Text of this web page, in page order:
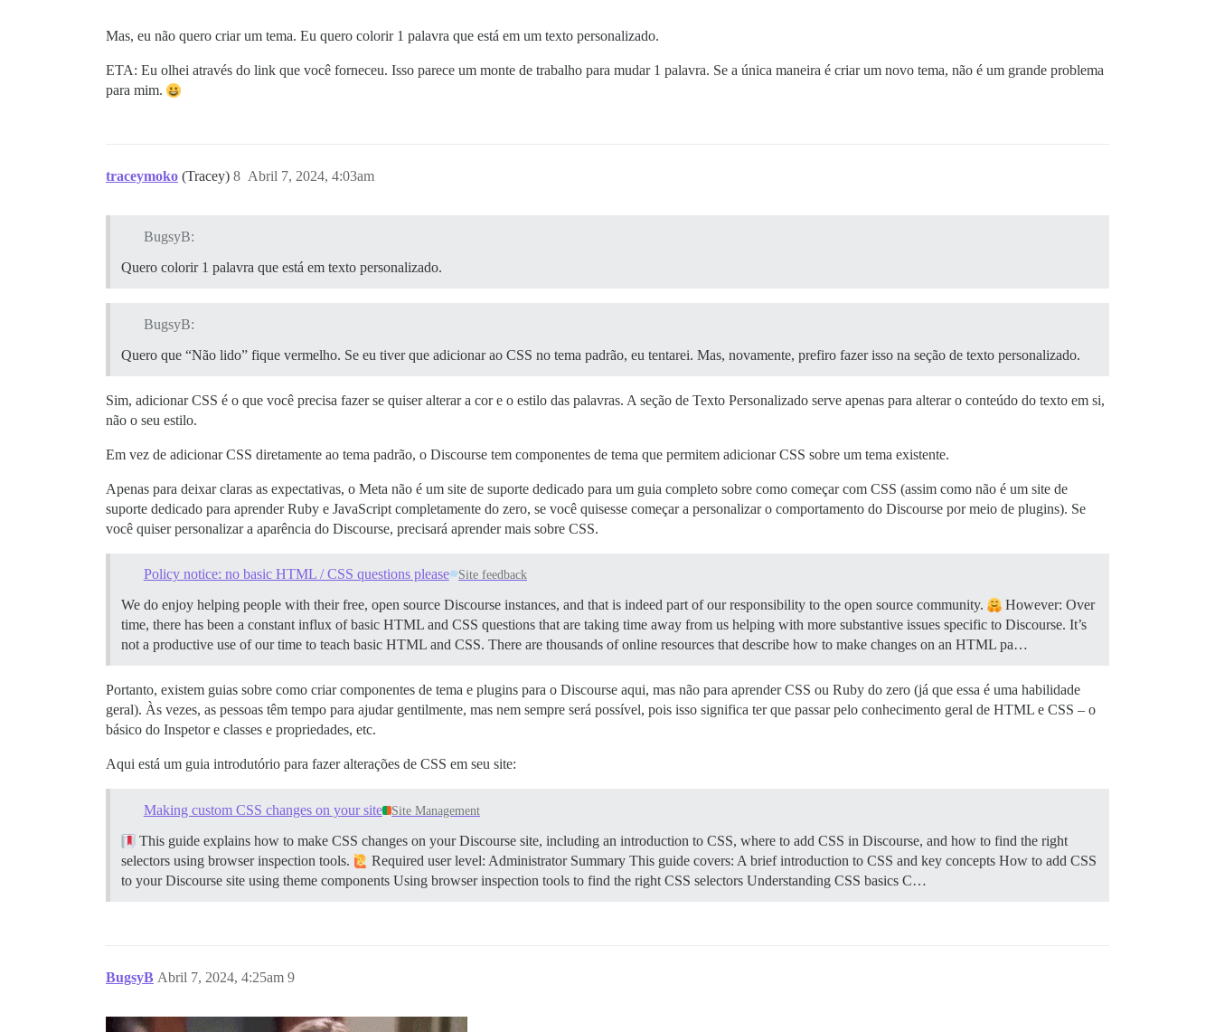
Mas, eu não quero criar um tema. Eu quero colorir 1 palavra que está em um texto personalizado.
ETA: Eu olhei através do link que você forneceu. Isso parece um monte de trabalho para mudar 1 palavra. Se a única maneira é criar um novo tema, não é um grande problema
para mim.
traceymoko (Tracey) Abril 7, 2024, 4:03am
8
BugsyB:
Quero colorir 1 palavra que está em texto personalizado.
BugsyB:
Quero que “Não lido” fique vermelho. Se eu tiver que adicionar ao CSS no tema padrão, eu tentarei. Mas, novamente, prefiro fazer isso na seção de texto personalizado.
Sim, adicionar CSS é o que você precisa fazer se quiser alterar a cor e o estilo das palavras. A seção de Texto Personalizado serve apenas para alterar o conteúdo do texto em si,
não o seu estilo.
Em vez de adicionar CSS diretamente ao tema padrão, o Discourse tem componentes de tema que permitem adicionar CSS sobre um tema existente.
Apenas para deixar claras as expectativas, o Meta não é um site de suporte dedicado para um guia completo sobre como começar com CSS (assim como não é um site de
suporte dedicado para aprender Ruby e JavaScript completamente do zero, se você quisesse começar a personalizar o comportamento do Discourse por meio de plugins). Se
você quiser personalizar a aparência do Discourse, precisará aprender mais sobre CSS.
Policy notice: no basic HTML / CSS questions please Site feedback
We do enjoy helping people with their free, open source Discourse instances, and that is indeed part of our responsibility to the open source community.
However: Over
time, there has been a constant influx of basic HTML and CSS questions that are taking time away from us helping with more substantive issues specific to Discourse. It’s
not a productive use of our time to teach basic HTML and CSS. There are thousands of online resources that describe how to make changes on an HTML pa…
Portanto, existem guias sobre como criar componentes de tema e plugins para o Discourse aqui, mas não para aprender CSS ou Ruby do zero (já que essa é uma habilidade
geral). Às vezes, as pessoas têm tempo para ajudar gentilmente, mas nem sempre será possível, pois isso significa ter que passar pelo conhecimento geral de HTML e CSS – o
básico do Inspetor e classes e propriedades, etc.
Aqui está um guia introdutório para fazer alterações de CSS em seu site:
Making custom CSS changes on your site Site Management
This guide explains how to make CSS changes on your Discourse site, including an introduction to CSS, where to add CSS in Discourse, and how to find the right
selectors using browser inspection tools.
Required user level: Administrator Summary This guide covers: A brief introduction to CSS and key concepts How to add CSS
to your Discourse site using theme components Using browser inspection tools to find the right CSS selectors Understanding CSS basics C…
BugsyB Abril 7, 2024, 4:25am 9